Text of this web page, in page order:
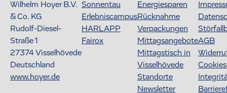
Wilhelm Hoyer B.V.
& Co. KG
Rudolf-Diesel-
Straße 1
27374Visselhövede
Deutschland
www.hoyer.de
Sonnentau
Erlebniscampus
HARLAPP
Fairox
Energiesparen
Rücknahme
Verpackungen
Mittagsangebote
Mittagstisch in
Visselhövede
Standorte
Newsletter
AGB
Cookies